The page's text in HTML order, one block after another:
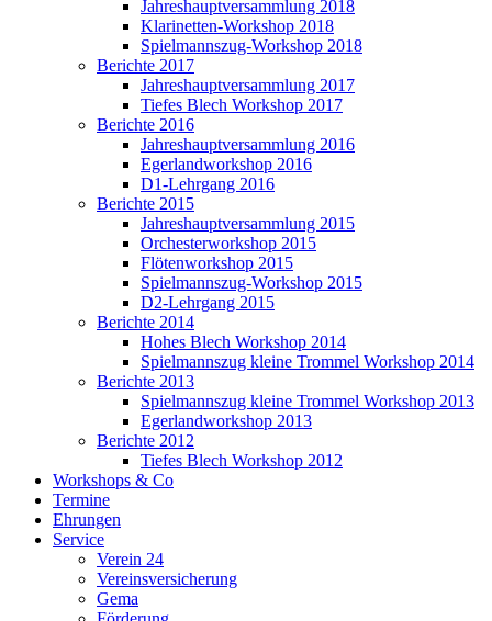
Jahreshauptversammlung 2018
Klarinetten-Workshop 2018
Spielmannszug-Workshop 2018
Berichte 2017
Jahreshauptversammlung 2017
Tiefes Blech Workshop 2017
Berichte 2016
Jahreshauptversammlung 2016
Egerlandworkshop 2016
D1-Lehrgang 2016
Berichte 2015
Jahreshauptversammlung 2015
Orchesterworkshop 2015
Flötenworkshop 2015
Spielmannszug-Workshop 2015
D2-Lehrgang 2015
Berichte 2014
Hohes Blech Workshop 2014
Spielmannszug kleine Trommel Workshop 2014
Berichte 2013
Spielmannszug kleine Trommel Workshop 2013
Egerlandworkshop 2013
Berichte 2012
Tiefes Blech Workshop 2012
Workshops & Co
Termine
Ehrungen
Service
Verein 24
Vereinsversicherung
Gema